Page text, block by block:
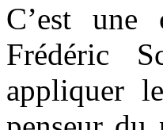
C’est une
Frédéric
appliquer